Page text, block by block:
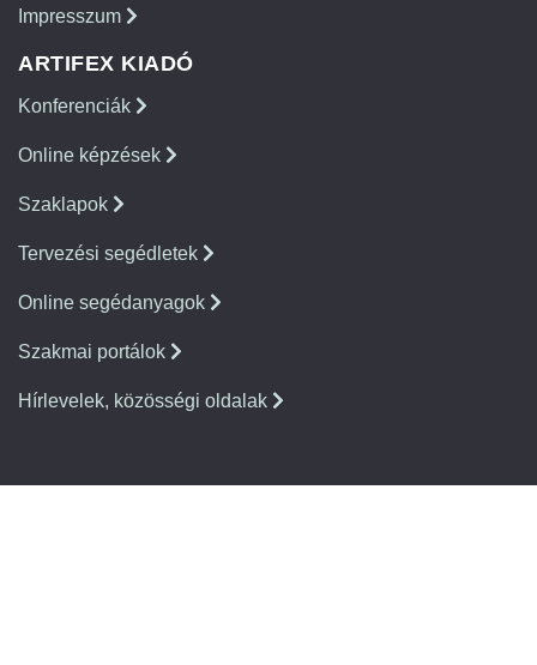
Impresszum
ARTIFEX KIADÓ
Konferenciák
Online képzések
Szaklapok
Tervezési segédletek
Online segédanyagok
Szakmai portálok
Hírlevelek, közösségi oldalak